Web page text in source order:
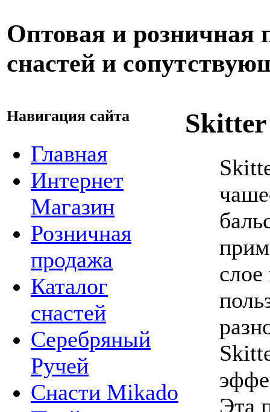
Оптовая и розничная
снастей и
Навигация сайта
Главная
Интернет
Магазин
Розничная
продажа
Каталог
снастей
Серебряный
Ручей
Снасти Mikado
Эта